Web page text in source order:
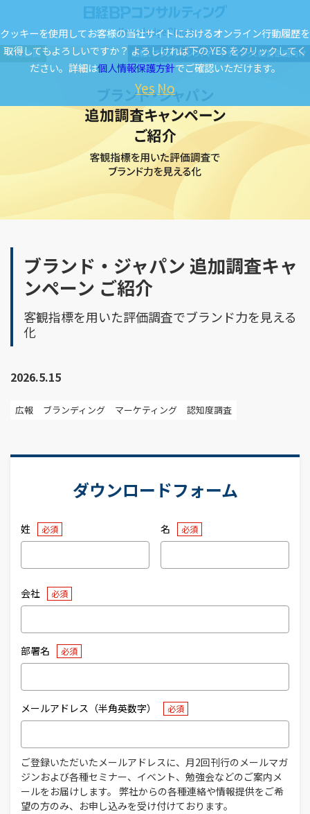
ブランド・ジャパン 追加調査キャ
ンペーン ご紹介
客観指標を用いた評価調査でブランド力を見える
化
2026.5.15
広報 ブランディング マーケティング 認知度調査
ダウンロードフォーム
姓 名
会社
部署名
メールアドレス（半角英数字）
ご登録いただいたメールアドレスに、月2回刊行のメールマガ
ジンおよび各種セミナー、イベント、勉強会などのご案内メ
ールをお届けします。 弊社からの各種連絡や情報提供をご希
望の方のみ、お申し込みを受け付けております。
クッキーを使用してお客様の当社サイトにおけるオンライン行動履歴を
取得してもよろしいですか？ よろしければ下の YES をクリックしてく
ださい。詳細は個人情報保護方針でご確認いただけます。
Yes No